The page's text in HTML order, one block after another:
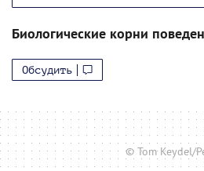
Биологические корни
Обсудить
© Tom Keydel/